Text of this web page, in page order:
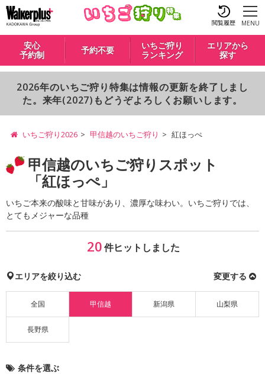
閲覧履歴 MENU
安心
予約制
予約不要
いちご狩り
ランキング
エリアから
探す
2026年のいちご狩り特集は情報の更新を終了しまし
た。来年(2027)もどうぞよろしくお願いします。
いちご狩り2026 甲信越のいちご狩り 紅ほっぺ
甲信越のいちご狩りスポット
「紅ほっぺ」
いちご本来の酸味と甘味があり、濃厚な味わい。いちご狩りでは、
とてもメジャーな品種
20件ヒットしました
エリアを絞り込む 変更する
全国 甲信越 新潟県 山梨県
長野県
条件を選ぶ